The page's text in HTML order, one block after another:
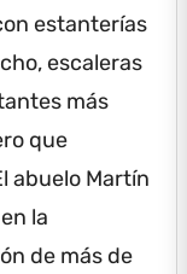
estanterías
escaleras
más
que
abuelo Martín
la
de más de